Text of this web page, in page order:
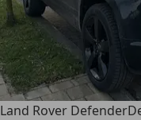
Land Rover Defender